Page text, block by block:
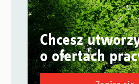
Chcesz
o ofertach